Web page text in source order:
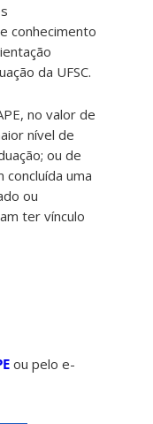
conhecimento
da UFSC.
no valor de
nível de
ou de
uma
ou
ter vínculo
ou pelo e-